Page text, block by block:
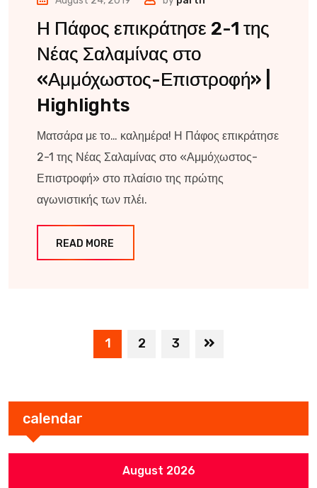
Η Πάφος επικράτησε 2-1 της
Νέας Σαλαμίνας στο
«Αμμόχωστος-Επιστροφή» |
Highlights
Ματσάρα με το… καλημέρα! Η Πάφος επικράτησε
2-1 της Νέας Σαλαμίνας στο «Αμμόχωστος-
Επιστροφή» στο πλαίσιο της πρώτης
αγωνιστικής των πλέι.
READ MORE
1 2 3
calendar
August 2026